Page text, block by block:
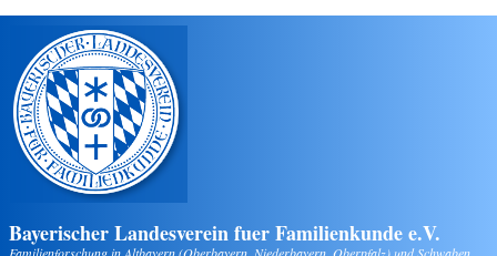
Direkt zum Inhalt
Bayerischer Landesverein fuer Familienkunde e.V.